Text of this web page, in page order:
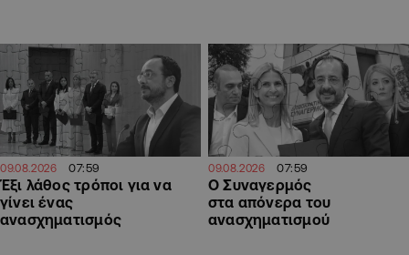
09.08.2026 07:59
Έξι λάθος τρόποι για να
γίνει ένας
ανασχηματισμός
09.08.2026 07:59
Ο Συναγερμός
στα απόνερα του
ανασχηματισμού